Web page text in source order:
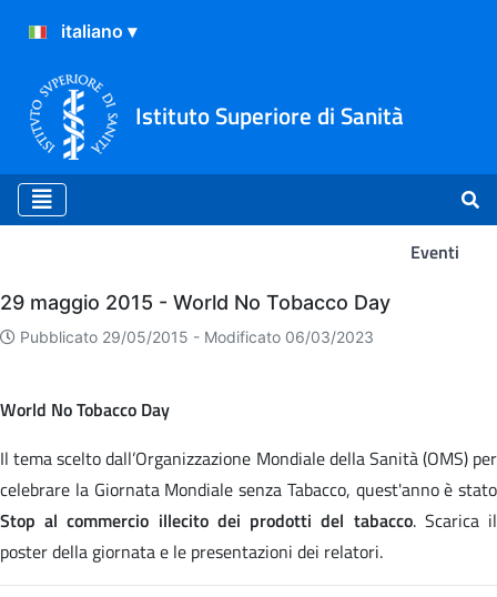
Istituto Superiore di Sanità
Eventi
Eventi
29 maggio 2015 - World No Tobacco Day
Pubblicato 29/05/2015 - Modificato 06/03/2023
World No Tobacco Day
Il tema scelto dall’Organizzazione Mondiale della Sanità (OMS) per
celebrare la Giornata Mondiale senza Tabacco, quest'anno è stato
Stop al commercio illecito dei prodotti del tabacco. Scarica il
poster della giornata e le presentazioni dei relatori.